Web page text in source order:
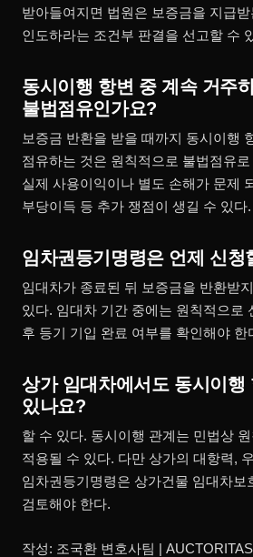
받아들여지면 법원은 보증금을 지급
인도하라는 조건부 판결을 선고할 수
동시이행 항변 중 계속 거주
불법점유인가요?
보증금 반환을 받을 때까지 동시이행
점유하는 것은 원칙적으로 불법점유
실제 사용이익이나 별도 손해가 문제
부당이득 등 추가 쟁점이 생길 수 있다.
임차권등기명령은 언제 신청
임대차가 종료된 뒤 보증금을 반환받
있다. 임대차 기간 중에는 원칙적으로
후 등기 기입 완료 여부를 확인해야 한
상가 임대차에서도 동시이행
있나요?
할 수 있다. 동시이행 관계는 민법상
적용될 수 있다. 다만 상가의 대항력,
임차권등기명령은 상가건물 임대차보
검토해야 한다.
작성: 조국환 변호사팀 |